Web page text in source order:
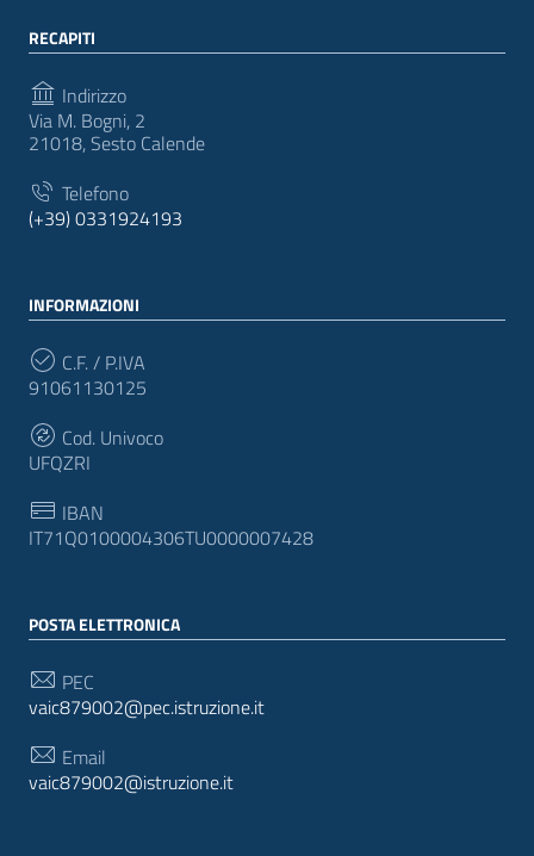
RECAPITI
Indirizzo
Via M. Bogni, 2
21018, Sesto Calende
Telefono
(+39) 0331924193
INFORMAZIONI
C.F. / P.IVA
91061130125
Cod. Univoco
UFQZRI
IBAN
IT71Q0100004306TU0000007428
POSTA ELETTRONICA
PEC
vaic879002@pec.istruzione.it
Email
vaic879002@istruzione.it